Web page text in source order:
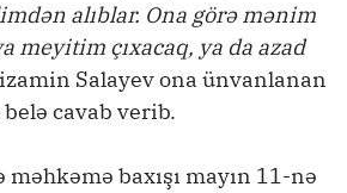
alıblar. Ona görə mənim
meyitim çıxacaq, ya da azad
Salayev ona ünvanlanan
cavab verib.
baxışı mayın 11-nə